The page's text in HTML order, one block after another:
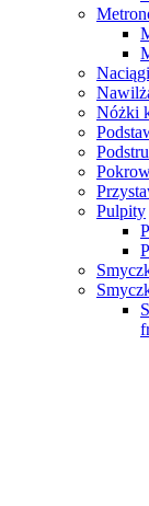
Nóżki
Pulpity